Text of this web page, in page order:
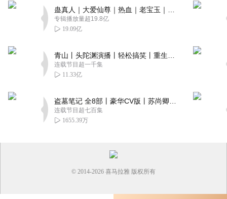
专辑播放量超19.8亿
19.09亿
连载节目超一千集
11.33亿
连载节目超七百集
1655.39万
© 2014-2026 喜马拉雅 版权所有